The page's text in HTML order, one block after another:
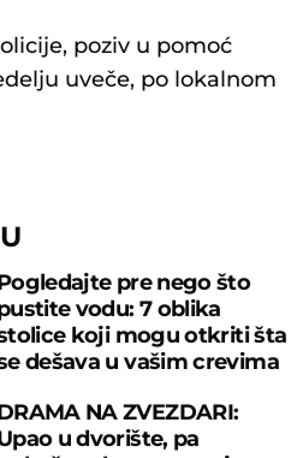
poziv u pomoć
uveče, po lokalnom
pre nego što
vodu: 7 oblika
koji mogu otkriti šta
dešava u vašim crevima
NA ZVEZDARI:
u dvorište, pa